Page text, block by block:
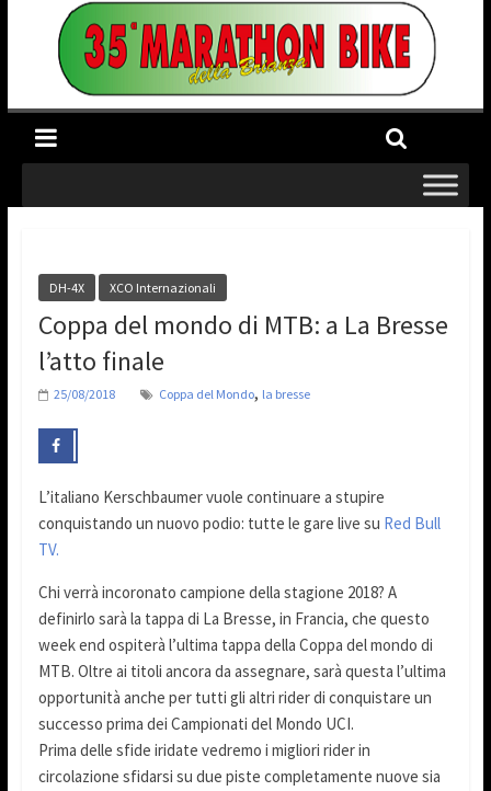
DH-4X XCO Internazionali
Coppa del mondo di MTB: a La Bresse
l’atto finale
25/08/2018 Coppa del Mondo, la bresse
L’italiano Kerschbaumer vuole continuare a stupire
conquistando un nuovo podio: tutte le gare live su Red Bull
TV.
Chi verrà incoronato campione della stagione 2018? A
definirlo sarà la tappa di La Bresse, in Francia, che questo
week end ospiterà l’ultima tappa della Coppa del mondo di
MTB. Oltre ai titoli ancora da assegnare, sarà questa l’ultima
opportunità anche per tutti gli altri rider di conquistare un
successo prima dei Campionati del Mondo UCI.
Prima delle sfide iridate vedremo i migliori rider in
circolazione sfidarsi su due piste completamente nuove sia